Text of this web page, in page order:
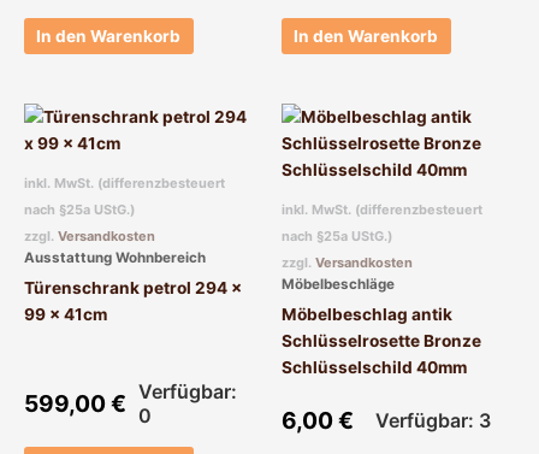
In den Warenkorb In den Warenkorb
inkl. MwSt. (differenzbesteuert
nach §25a UStG.)
zzgl. Versandkosten
Ausstattung Wohnbereich
Türenschrank petrol 294 x
99 x 41cm
599,00€ Verfügbar:
0
inkl. MwSt. (differenzbesteuert
nach §25a UStG.)
zzgl. Versandkosten
Möbelbeschläge
Möbelbeschlag antik
Schlüsselrosette Bronze
Schlüsselschild 40mm
6,00€ Verfügbar: 3